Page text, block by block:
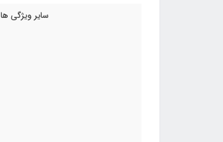
سایر ویژگی ها